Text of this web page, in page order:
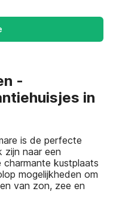
-
in
is de perfecte
zijn naar een
kustplaats
mogelijkheden om
van zon, zee en